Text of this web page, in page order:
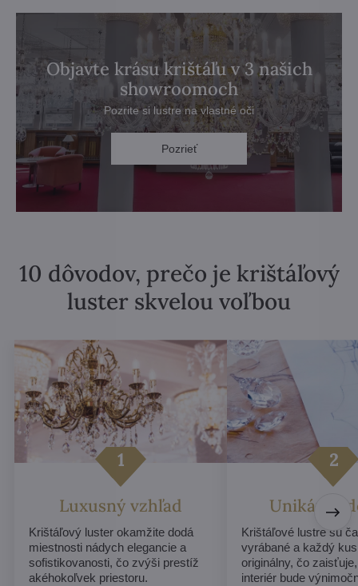
Objavte krásu krištáľu v 3 našich
showroomoch
Pozrite si lustre na vlastné oči
Pozrieť
10 dôvodov, prečo je krištáľový
luster skvelou voľbou
Luxusný vzhľad
Krištáľový luster okamžite dodá
miestnosti nádych elegancie a
sofistikovanosti, čo zvýši prestíž
akéhokoľvek priestoru.
Unikátny
Krištáľové lustre sú
vyrábané a každý
originálny, čo
interiér bude